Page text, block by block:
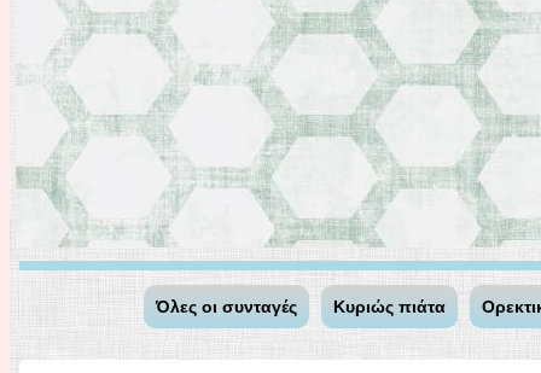
Όλες οι συνταγές Κυριώς πιάτα